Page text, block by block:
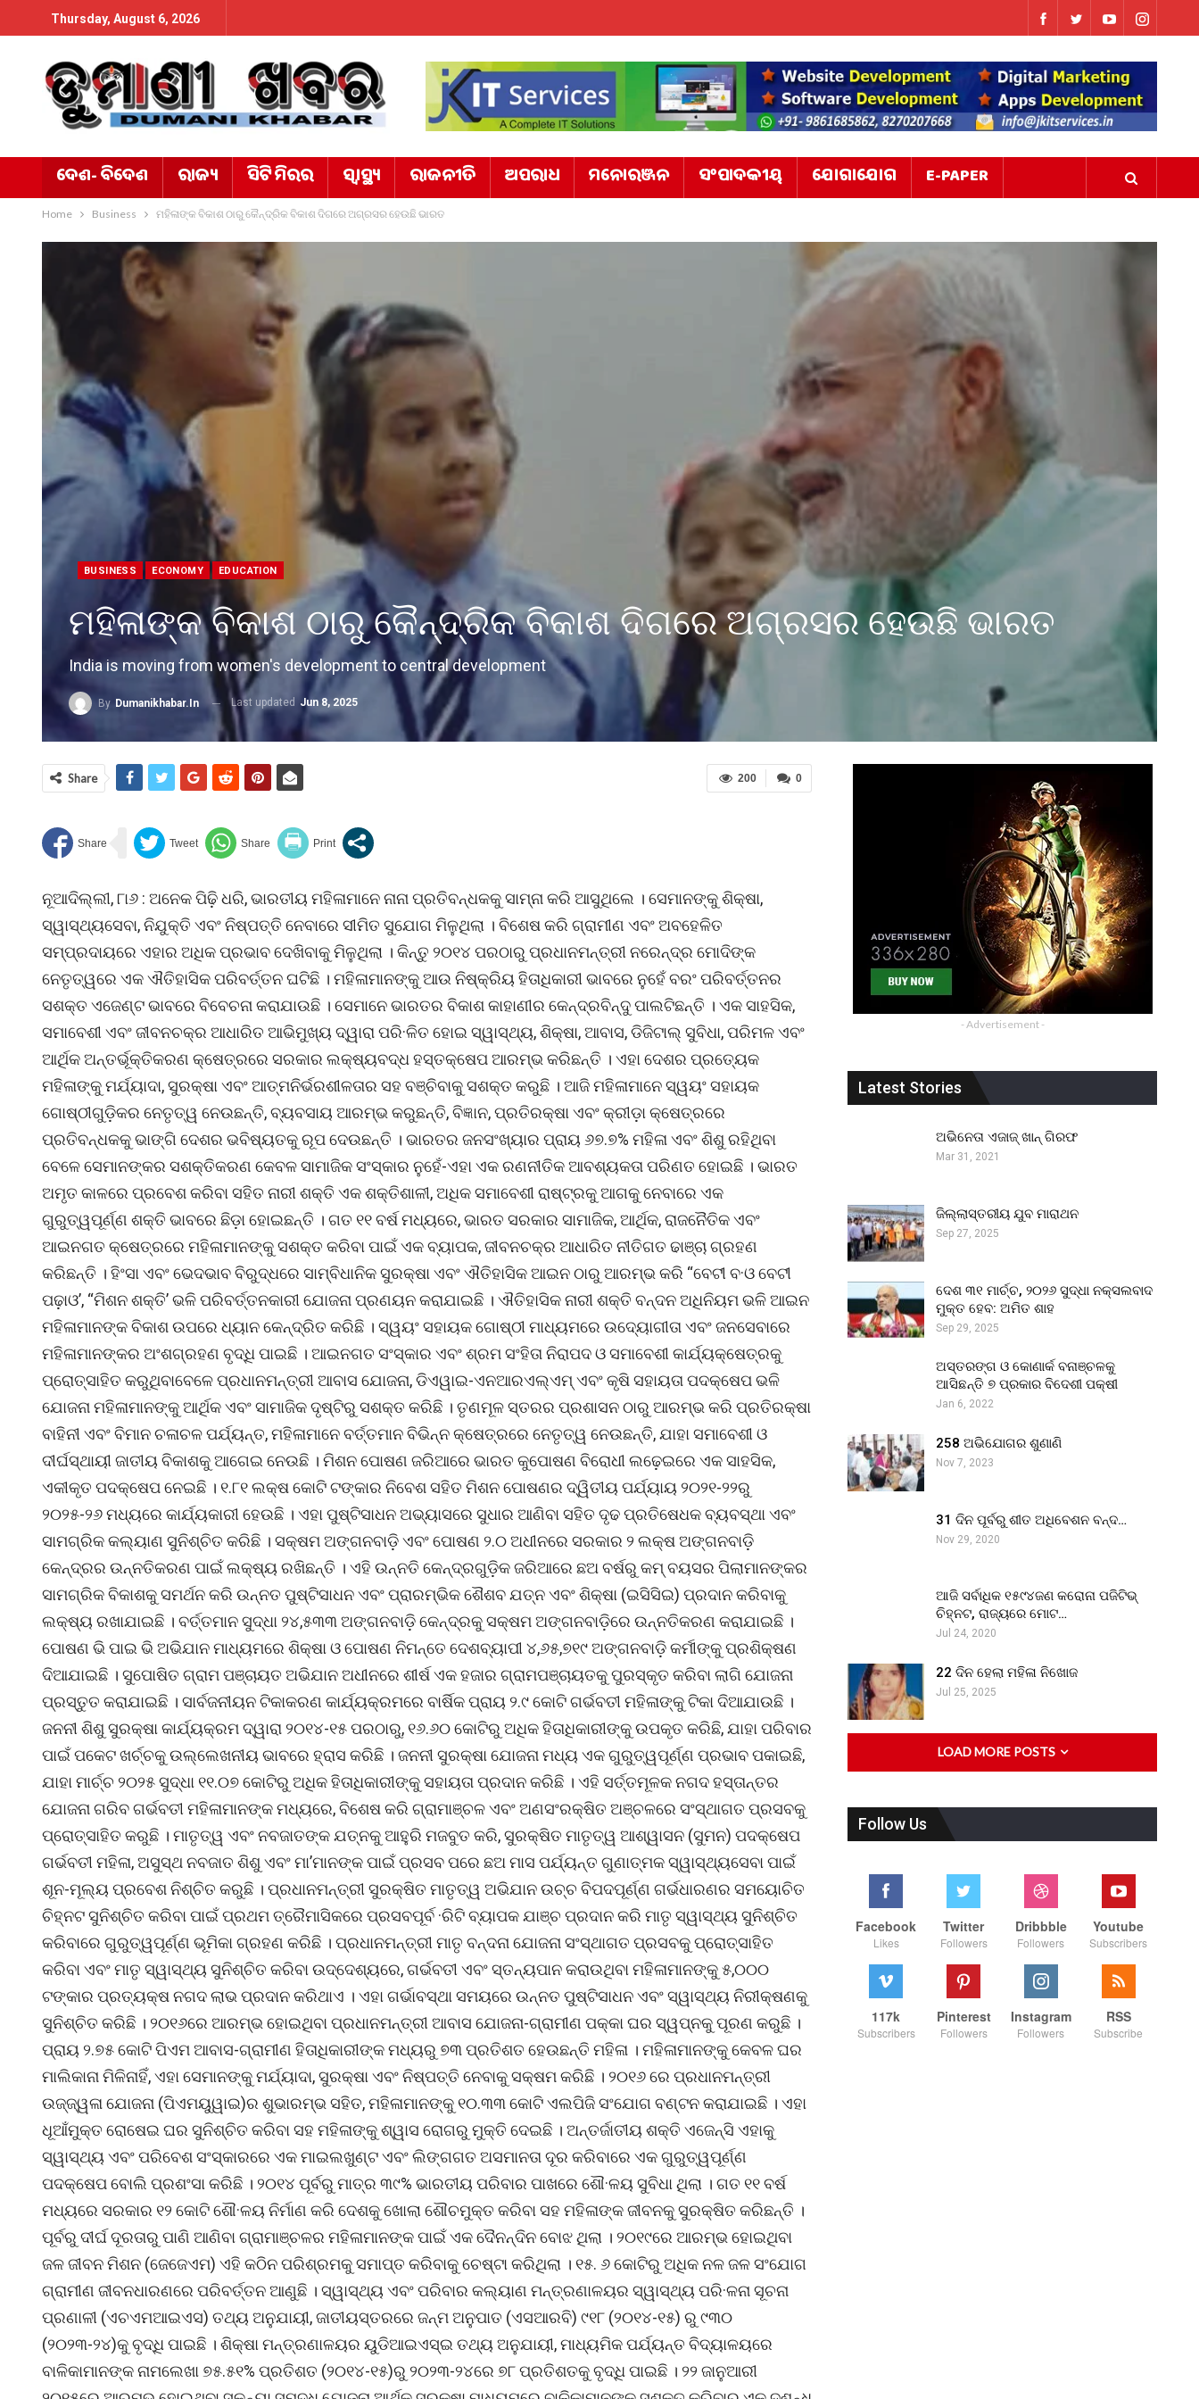
Thursday, August 6, 2026
ଦେଶ- ବିଦେଶ ରାଜ୍ୟ ସିଟି ମିରର ସ୍ୱାସ୍ଥ୍ୟ ରାଜନୀତି ଅପରାଧ ମନୋରଞ୍ଜନ ସଂପାଦକୀୟ ଯୋଗାଯୋଗ E-PAPER
Home Business ମହିଳାଙ୍କ ବିକାଶ ଠାରୁ କୈନ୍ଦ୍ରିକ ବିକାଶ ଦିଗରେ ଅଗ୍ରସର ହେଉଛି ଭାରତ
BUSINESS ECONOMY EDUCATION
ମହିଳାଙ୍କ ବିକାଶ ଠାରୁ କୈନ୍ଦ୍ରିକ ବିକାଶ ଦିଗରେ ଅଗ୍ରସର ହେଉଛି ଭାରତ
India is moving from women's development to central development
By Dumanikhabar.in Last updated Jun 8, 2025
0
200
Share
ନୂଆଦିଲ୍ଲୀ, ୮ା୬ : ଅନେକ ପିଢ଼ି ଧରି, ଭାରତୀୟ ମହିଳାମାନେ ନାନା ପ୍ରତିବନ୍ଧକକୁ ସାମ୍ନା କରି ଆସୁଥିଲେ । ସେମାନଙ୍କୁ ଶିକ୍ଷା,
ସ୍ୱାସ୍ଥ୍ୟସେବା, ନିଯୁକ୍ତି ଏବଂ ନିଷ୍ପତ୍ତି ନେବାରେ ସୀମିତ ସୁଯୋଗ ମିଳୁଥିଲା । ବିଶେଷ କରି ଗ୍ରାମୀଣ ଏବଂ ଅବହେଳିତ
ସମ୍ପ୍ରଦାୟରେ ଏହାର ଅଧିକ ପ୍ରଭାବ ଦେଖିବାକୁ ମିଳୁଥିଲା । କିନ୍ତୁ ୨୦୧୪ ପରଠାରୁ ପ୍ରଧାନମନ୍ତ୍ରୀ ନରେନ୍ଦ୍ର ମୋଦିଙ୍କ
ନେତୃତ୍ୱରେ ଏକ ଐତିହାସିକ ପରିବର୍ତ୍ତନ ଘଟିଛି । ମହିଳାମାନଙ୍କୁ ଆଉ ନିଷ୍କ୍ରିୟ ହିତାଧିକାରୀ ଭାବରେ ନୁହେଁ ବରଂ ପରିବର୍ତ୍ତନର
ସଶକ୍ତ ଏଜେଣ୍ଟ ଭାବରେ ବିବେଚନା କରାଯାଉଛି । ସେମାନେ ଭାରତର ବିକାଶ କାହାଣୀର କେନ୍ଦ୍ରବିନ୍ଦୁ ପାଲଟିଛନ୍ତି । ଏକ ସାହସିକ,
ସମାବେଶୀ ଏବଂ ଜୀବନଚକ୍ର ଆଧାରିତ ଆଭିମୁଖ୍ୟ ଦ୍ୱାରା ପରି·ଳିତ ହୋଇ ସ୍ୱାସ୍ଥ୍ୟ, ଶିକ୍ଷା, ଆବାସ, ଡିଜିଟାଲ୍ ସୁବିଧା, ପରିମଳ ଏବଂ
ଆର୍ଥିକ ଅନ୍ତର୍ଭୂକ୍ତିକରଣ କ୍ଷେତ୍ରରେ ସରକାର ଲକ୍ଷ୍ୟବଦ୍ଧ ହସ୍ତକ୍ଷେପ ଆରମ୍ଭ କରିଛନ୍ତି । ଏହା ଦେଶର ପ୍ରତ୍ୟେକ
ମହିଳାଙ୍କୁ ମର୍ଯ୍ୟାଦା, ସୁରକ୍ଷା ଏବଂ ଆତ୍ମନିର୍ଭରଶୀଳତାର ସହ ବଞ୍ଚିବାକୁ ସଶକ୍ତ କରୁଛି । ଆଜି ମହିଳାମାନେ ସ୍ୱୟଂ ସହାୟକ
ଗୋଷ୍ଠୀଗୁଡ଼ିକର ନେତୃତ୍ୱ ନେଉଛନ୍ତି, ବ୍ୟବସାୟ ଆରମ୍ଭ କରୁଛନ୍ତି, ବିଜ୍ଞାନ, ପ୍ରତିରକ୍ଷା ଏବଂ କ୍ରୀଡ଼ା କ୍ଷେତ୍ରରେ
ପ୍ରତିବନ୍ଧକକୁ ଭାଙ୍ଗି ଦେଶର ଭବିଷ୍ୟତକୁ ରୂପ ଦେଉଛନ୍ତି । ଭାରତର ଜନସଂଖ୍ୟାର ପ୍ରାୟ ୬୭.୭% ମହିଳା ଏବଂ ଶିଶୁ ରହିଥିବା
ବେଳେ ସେମାନଙ୍କର ସଶକ୍ତିକରଣ କେବଳ ସାମାଜିକ ସଂସ୍କାର ନୁହେଁ-ଏହା ଏକ ରଣନୀତିକ ଆବଶ୍ୟକତା ପରିଣତ ହୋଇଛି । ଭାରତ
ଅମୃତ କାଳରେ ପ୍ରବେଶ କରିବା ସହିତ ନାରୀ ଶକ୍ତି ଏକ ଶକ୍ତିଶାଳୀ, ଅଧିକ ସମାବେଶୀ ରାଷ୍ଟ୍ରକୁ ଆଗକୁ ନେବାରେ ଏକ
ଗୁରୁତ୍ୱପୂର୍ଣ୍ଣ ଶକ୍ତି ଭାବରେ ଛିଡ଼ା ହୋଇଛନ୍ତି । ଗତ ୧୧ ବର୍ଷ ମଧ୍ୟରେ, ଭାରତ ସରକାର ସାମାଜିକ, ଆର୍ଥିକ, ରାଜନୈତିକ ଏବଂ
ଆଇନଗତ କ୍ଷେତ୍ରରେ ମହିଳାମାନଙ୍କୁ ସଶକ୍ତ କରିବା ପାଇଁ ଏକ ବ୍ୟାପକ, ଜୀବନଚକ୍ର ଆଧାରିତ ନୀତିଗତ ଢାଞ୍ଚା ଗ୍ରହଣ
କରିଛନ୍ତି । ହିଂସା ଏବଂ ଭେଦଭାବ ବିରୁଦ୍ଧରେ ସାମ୍ବିଧାନିକ ସୁରକ୍ଷା ଏବଂ ଐତିହାସିକ ଆଇନ ଠାରୁ ଆରମ୍ଭ କରି “ବେଟୀ ବ·ଓ ବେଟୀ
ପଢ଼ାଓ’, “ମିଶନ ଶକ୍ତି’ ଭଳି ପରିବର୍ତ୍ତନକାରୀ ଯୋଜନା ପ୍ରଣୟନ କରାଯାଇଛି । ଐତିହାସିକ ନାରୀ ଶକ୍ତି ବନ୍ଦନ ଅଧିନିୟମ ଭଳି ଆଇନ
ମହିଳାମାନଙ୍କ ବିକାଶ ଉପରେ ଧ୍ୟାନ କେନ୍ଦ୍ରିତ କରିଛି । ସ୍ୱୟଂ ସହାୟକ ଗୋଷ୍ଠୀ ମାଧ୍ୟମରେ ଉଦ୍ୟୋଗୀତା ଏବଂ ଜନସେବାରେ
ମହିଳାମାନଙ୍କର ଅଂଶଗ୍ରହଣ ବୃଦ୍ଧି ପାଇଛି । ଆଇନଗତ ସଂସ୍କାର ଏବଂ ଶ୍ରମ ସଂହିତା ନିରାପଦ ଓ ସମାବେଶୀ କାର୍ଯ୍ୟକ୍ଷେତ୍ରକୁ
ପ୍ରୋତ୍ସାହିତ କରୁଥିବାବେଳେ ପ୍ରଧାନମନ୍ତ୍ରୀ ଆବାସ ଯୋଜନା, ଡିଏୱାଇ-ଏନଆରଏଲ୍ଏମ୍ ଏବଂ କୃଷି ସହାୟତା ପଦକ୍ଷେପ ଭଳି
ଯୋଜନା ମହିଳାମାନଙ୍କୁ ଆର୍ଥିକ ଏବଂ ସାମାଜିକ ଦୃଷ୍ଟିରୁ ସଶକ୍ତ କରିଛି । ତୃଣମୂଳ ସ୍ତରର ପ୍ରଶାସନ ଠାରୁ ଆରମ୍ଭ କରି ପ୍ରତିରକ୍ଷା
ବାହିନୀ ଏବଂ ବିମାନ ଚଳାଚଳ ପର୍ଯ୍ୟନ୍ତ, ମହିଳାମାନେ ବର୍ତ୍ତମାନ ବିଭିନ୍ନ କ୍ଷେତ୍ରରେ ନେତୃତ୍ୱ ନେଉଛନ୍ତି, ଯାହା ସମାବେଶୀ ଓ
ଦୀର୍ଘସ୍ଥାୟୀ ଜାତୀୟ ବିକାଶକୁ ଆଗେଇ ନେଉଛି । ମିଶନ ପୋଷଣ ଜରିଆରେ ଭାରତ କୁପୋଷଣ ବିରୋଧୀ ଲଢ଼େଇରେ ଏକ ସାହସିକ,
ଏକୀକୃତ ପଦକ୍ଷେପ ନେଇଛି । ୧.୮୧ ଲକ୍ଷ କୋଟି ଟଙ୍କାର ନିବେଶ ସହିତ ମିଶନ ପୋଷଣର ଦ୍ୱିତୀୟ ପର୍ଯ୍ୟାୟ ୨୦୨୧-୨୨ରୁ
୨୦୨୫-୨୬ ମଧ୍ୟରେ କାର୍ଯ୍ୟକାରୀ ହେଉଛି । ଏହା ପୁଷ୍ଟିସାଧନ ଅଭ୍ୟାସରେ ସୁଧାର ଆଣିବା ସହିତ ଦୃଢ ପ୍ରତିଷେଧକ ବ୍ୟବସ୍ଥା ଏବଂ
ସାମଗ୍ରିକ କଲ୍ୟାଣ ସୁନିଶ୍ଚିତ କରିଛି । ସକ୍ଷମ ଅଙ୍ଗନବାଡ଼ି ଏବଂ ପୋଷଣ ୨.୦ ଅଧୀନରେ ସରକାର ୨ ଲକ୍ଷ ଅଙ୍ଗନବାଡ଼ି
କେନ୍ଦ୍ରର ଉନ୍ନତିକରଣ ପାଇଁ ଲକ୍ଷ୍ୟ ରଖିଛନ୍ତି । ଏହି ଉନ୍ନତି କେନ୍ଦ୍ରଗୁଡ଼ିକ ଜରିଆରେ ଛଅ ବର୍ଷରୁ କମ୍ ବୟସର ପିଲାମାନଙ୍କର
ସାମଗ୍ରିକ ବିକାଶକୁ ସମର୍ଥନ କରି ଉନ୍ନତ ପୁଷ୍ଟିସାଧନ ଏବଂ ପ୍ରାରମ୍ଭିକ ଶୈଶବ ଯତ୍ନ ଏବଂ ଶିକ୍ଷା (ଇସିସିଇ) ପ୍ରଦାନ କରିବାକୁ
ଲକ୍ଷ୍ୟ ରଖାଯାଇଛି । ବର୍ତ୍ତମାନ ସୁଦ୍ଧା ୨୪,୫୩୩ ଅଙ୍ଗନବାଡ଼ି କେନ୍ଦ୍ରକୁ ସକ୍ଷମ ଅଙ୍ଗନବାଡ଼ିରେ ଉନ୍ନତିକରଣ କରାଯାଇଛି ।
ପୋଷଣ ଭି ପାଇ ଭି ଅଭିଯାନ ମାଧ୍ୟମରେ ଶିକ୍ଷା ଓ ପୋଷଣ ନିମନ୍ତେ ଦେଶବ୍ୟାପୀ ୪,୬୫,୭୧୯ ଅଙ୍ଗନବାଡ଼ି କର୍ମୀଙ୍କୁ ପ୍ରଶିକ୍ଷଣ
ଦିଆଯାଇଛି । ସୁପୋଷିତ ଗ୍ରାମ ପଞ୍ଚାୟତ ଅଭିଯାନ ଅଧୀନରେ ଶୀର୍ଷ ଏକ ହଜାର ଗ୍ରାମପଞ୍ଚାୟତକୁ ପୁରସ୍କୃତ କରିବା ଲାଗି ଯୋଜନା
ପ୍ରସ୍ତୁତ କରାଯାଇଛି । ସାର୍ବଜନୀୟନ ଟିକାକରଣ କାର୍ଯ୍ୟକ୍ରମରେ ବାର୍ଷିକ ପ୍ରାୟ ୨.୯ କୋଟି ଗର୍ଭବତୀ ମହିଳାଙ୍କୁ ଟିକା ଦିଆଯାଉଛି ।
ଜନନୀ ଶିଶୁ ସୁରକ୍ଷା କାର୍ଯ୍ୟକ୍ରମ ଦ୍ୱାରା ୨୦୧୪-୧୫ ପରଠାରୁ, ୧୬.୬୦ କୋଟିରୁ ଅଧିକ ହିତାଧିକାରୀଙ୍କୁ ଉପକୃତ କରିଛି, ଯାହା ପରିବାର
ପାଇଁ ପକେଟ ଖର୍ଚ୍ଚକୁ ଉଲ୍ଲେଖନୀୟ ଭାବରେ ହ୍ରାସ କରିଛି । ଜନନୀ ସୁରକ୍ଷା ଯୋଜନା ମଧ୍ୟ ଏକ ଗୁରୁତ୍ୱପୂର୍ଣ୍ଣ ପ୍ରଭାବ ପକାଇଛି,
ଯାହା ମାର୍ଚ୍ଚ ୨୦୨୫ ସୁଦ୍ଧା ୧୧.୦୭ କୋଟିରୁ ଅଧିକ ହିତାଧିକାରୀଙ୍କୁ ସହାୟତା ପ୍ରଦାନ କରିଛି । ଏହି ସର୍ତ୍ତମୂଳକ ନଗଦ ହସ୍ତାନ୍ତର
ଯୋଜନା ଗରିବ ଗର୍ଭବତୀ ମହିଳାମାନଙ୍କ ମଧ୍ୟରେ, ବିଶେଷ କରି ଗ୍ରାମାଞ୍ଚଳ ଏବଂ ଅଣସଂରକ୍ଷିତ ଅଞ୍ଚଳରେ ସଂସ୍ଥାଗତ ପ୍ରସବକୁ
ପ୍ରୋତ୍ସାହିତ କରୁଛି । ମାତୃତ୍ୱ ଏବଂ ନବଜାତଙ୍କ ଯତ୍ନକୁ ଆହୁରି ମଜବୁତ କରି, ସୁରକ୍ଷିତ ମାତୃତ୍ୱ ଆଶ୍ୱାସନ (ସୁମନ) ପଦକ୍ଷେପ
ଗର୍ଭବତୀ ମହିଳା, ଅସୁସ୍ଥ ନବଜାତ ଶିଶୁ ଏବଂ ମା’ମାନଙ୍କ ପାଇଁ ପ୍ରସବ ପରେ ଛଅ ମାସ ପର୍ଯ୍ୟନ୍ତ ଗୁଣାତ୍ମକ ସ୍ୱାସ୍ଥ୍ୟସେବା ପାଇଁ
ଶୂନ-ମୂଲ୍ୟ ପ୍ରବେଶ ନିଶ୍ଚିତ କରୁଛି । ପ୍ରଧାନମନ୍ତ୍ରୀ ସୁରକ୍ଷିତ ମାତୃତ୍ୱ ଅଭିଯାନ ଉଚ୍ଚ ବିପଦପୂର୍ଣ୍ଣ ଗର୍ଭଧାରଣର ସମୟୋଚିତ
ଚିହ୍ନଟ ସୁନିଶ୍ଚିତ କରିବା ପାଇଁ ପ୍ରଥମ ତ୍ରୈମାସିକରେ ପ୍ରସବପୂର୍ବ ·ରିଟି ବ୍ୟାପକ ଯାଞ୍ଚ ପ୍ରଦାନ କରି ମାତୃ ସ୍ୱାସ୍ଥ୍ୟ ସୁନିଶ୍ଚିତ
କରିବାରେ ଗୁରୁତ୍ୱପୂର୍ଣ୍ଣ ଭୂମିକା ଗ୍ରହଣ କରିଛି । ପ୍ରଧାନମନ୍ତ୍ରୀ ମାତୃ ବନ୍ଦନା ଯୋଜନା ସଂସ୍ଥାଗତ ପ୍ରସବକୁ ପ୍ରୋତ୍ସାହିତ
କରିବା ଏବଂ ମାତୃ ସ୍ୱାସ୍ଥ୍ୟ ସୁନିଶ୍ଚିତ କରିବା ଉଦ୍ଦେଶ୍ୟରେ, ଗର୍ଭବତୀ ଏବଂ ସ୍ତନ୍ୟପାନ କରାଉଥିବା ମହିଳାମାନଙ୍କୁ ୫,୦୦୦
ଟଙ୍କାର ପ୍ରତ୍ୟକ୍ଷ ନଗଦ ଲାଭ ପ୍ରଦାନ କରିଥାଏ । ଏହା ଗର୍ଭାବସ୍ଥା ସମୟରେ ଉନ୍ନତ ପୁଷ୍ଟିସାଧନ ଏବଂ ସ୍ୱାସ୍ଥ୍ୟ ନିରୀକ୍ଷଣକୁ
ସୁନିଶ୍ଚିତ କରିଛି । ୨୦୧୬ରେ ଆରମ୍ଭ ହୋଇଥିବା ପ୍ରଧାନମନ୍ତ୍ରୀ ଆବାସ ଯୋଜନା-ଗ୍ରାମୀଣ ପକ୍କା ଘର ସ୍ୱପ୍ନକୁ ପୂରଣ କରୁଛି ।
ପ୍ରାୟ ୨.୭୫ କୋଟି ପିଏମ ଆବାସ-ଗ୍ରାମୀଣ ହିତାଧିକାରୀଙ୍କ ମଧ୍ୟରୁ ୭୩ ପ୍ରତିଶତ ହେଉଛନ୍ତି ମହିଳା । ମହିଳାମାନଙ୍କୁ କେବଳ ଘର
ମାଲିକାନା ମିଳିନାହିଁ, ଏହା ସେମାନଙ୍କୁ ମର୍ଯ୍ୟାଦା, ସୁରକ୍ଷା ଏବଂ ନିଷ୍ପତ୍ତି ନେବାକୁ ସକ୍ଷମ କରିଛି । ୨୦୧୬ ରେ ପ୍ରଧାନମନ୍ତ୍ରୀ
ଉଜ୍ଜ୍ୱଳା ଯୋଜନା (ପିଏମୟୁୱାଇ)ର ଶୁଭାରମ୍ଭ ସହିତ, ମହିଳାମାନଙ୍କୁ ୧୦.୩୩ କୋଟି ଏଲପିଜି ସଂଯୋଗ ବଣ୍ଟନ କରାଯାଇଛି । ଏହା
ଧୂଆଁମୁକ୍ତ ରୋଷେଇ ଘର ସୁନିଶ୍ଚିତ କରିବା ସହ ମହିଳାଙ୍କୁ ଶ୍ୱାସ ରୋଗରୁ ମୁକ୍ତି ଦେଇଛି । ଅନ୍ତର୍ଜାତୀୟ ଶକ୍ତି ଏଜେନ୍ସି ଏହାକୁ
ସ୍ୱାସ୍ଥ୍ୟ ଏବଂ ପରିବେଶ ସଂସ୍କାରରେ ଏକ ମାଇଲଖୁଣ୍ଟ ଏବଂ ଲିଙ୍ଗଗତ ଅସମାନତା ଦୂର କରିବାରେ ଏକ ଗୁରୁତ୍ୱପୂର୍ଣ୍ଣ
ପଦକ୍ଷେପ ବୋଲି ପ୍ରଶଂସା କରିଛି । ୨୦୧୪ ପୂର୍ବରୁ ମାତ୍ର ୩୯% ଭାରତୀୟ ପରିବାର ପାଖରେ ଶୌ·ଳୟ ସୁବିଧା ଥିଲା । ଗତ ୧୧ ବର୍ଷ
ମଧ୍ୟରେ ସରକାର ୧୨ କୋଟି ଶୌ·ଳୟ ନିର୍ମାଣ କରି ଦେଶକୁ ଖୋଲା ଶୌଚମୁକ୍ତ କରିବା ସହ ମହିଳାଙ୍କ ଜୀବନକୁ ସୁରକ୍ଷିତ କରିଛନ୍ତି ।
ପୂର୍ବରୁ ଦୀର୍ଘ ଦୂରତାରୁ ପାଣି ଆଣିବା ଗ୍ରାମାଞ୍ଚଳର ମହିଳାମାନଙ୍କ ପାଇଁ ଏକ ଦୈନନ୍ଦିନ ବୋଝ ଥିଲା । ୨୦୧୯ରେ ଆରମ୍ଭ ହୋଇଥିବା
ଜଳ ଜୀବନ ମିଶନ (ଜେଜେଏମ) ଏହି କଠିନ ପରିଶ୍ରମକୁ ସମାପ୍ତ କରିବାକୁ ଚେଷ୍ଟା କରିଥିଲା । ୧୫. ୬ କୋଟିରୁ ଅଧିକ ନଳ ଜଳ ସଂଯୋଗ
ଗ୍ରାମୀଣ ଜୀବନଧାରଣରେ ପରିବର୍ତ୍ତନ ଆଣୁଛି । ସ୍ୱାସ୍ଥ୍ୟ ଏବଂ ପରିବାର କଲ୍ୟାଣ ମନ୍ତ୍ରଣାଳୟର ସ୍ୱାସ୍ଥ୍ୟ ପରି·ଳନା ସୂଚନା
ପ୍ରଣାଳୀ (ଏଚଏମଆଇଏସ) ତଥ୍ୟ ଅନୁଯାୟୀ, ଜାତୀୟସ୍ତରରେ ଜନ୍ମ ଅନୁପାତ (ଏସଆରବି) ୯୧୮ (୨୦୧୪-୧୫) ରୁ ୯୩୦
(୨୦୨୩-୨୪)କୁ ବୃଦ୍ଧି ପାଇଛି । ଶିକ୍ଷା ମନ୍ତ୍ରଣାଳୟର ୟୁଡିଆଇଏସ୍ଇ ତଥ୍ୟ ଅନୁଯାୟୀ, ମାଧ୍ୟମିକ ପର୍ଯ୍ୟନ୍ତ ବିଦ୍ୟାଳୟରେ
ବାଳିକାମାନଙ୍କ ନାମଲେଖା ୭୫.୫୧% ପ୍ରତିଶତ (୨୦୧୪-୧୫)ରୁ ୨୦୨୩-୨୪ରେ ୭୮ ପ୍ରତିଶତକୁ ବୃଦ୍ଧି ପାଇଛି । ୨୨ ଜାନୁଆରୀ
- Advertisement -
Latest Stories
ଅଭିନେତା ଏଜାଜ୍ ଖାନ୍ ଗିରଫ
Mar 31, 2021
ଜିଲ୍ଲାସ୍ତରୀୟ ଯୁବ ମାରାଥନ
Sep 27, 2025
ଦେଶ ୩୧ ମାର୍ଚ୍ଚ, ୨୦୨୬ ସୁଦ୍ଧା ନକ୍ସଲବାଦ
ମୁକ୍ତ ହେବ: ଅମିତ ଶାହ
Sep 29, 2025
ଅସ୍ତରଙ୍ଗ ଓ କୋଣାର୍କ ବନାଞ୍ଚଳକୁ
ଆସିଛନ୍ତି ୭ ପ୍ରକାର ବିଦେଶୀ ପକ୍ଷୀ
Jan 6, 2022
258 ଅଭିଯୋଗର ଶୁଣାଣି
Nov 7, 2023
31 ଦିନ ପୂର୍ବରୁ ଶୀତ ଅଧିବେଶନ ବନ୍ଦ…
Nov 29, 2020
ଆଜି ସର୍ବାଧିକ ୧୫୯୪ଜଣ କରୋନା ପଜିଟିଭ୍
ଚିହ୍ନଟ, ରାଜ୍ୟରେ ମୋଟ…
Jul 24, 2020
22 ଦିନ ହେଲା ମହିଳା ନିଖୋଜ
Jul 25, 2025
LOAD MORE POSTS
Follow Us
Facebook
Likes
Twitter
Followers
Dribbble
Followers
Youtube
Subscribers
117k
Subscribers
Pinterest
Followers
Instagram
Followers
RSS
Subscribe